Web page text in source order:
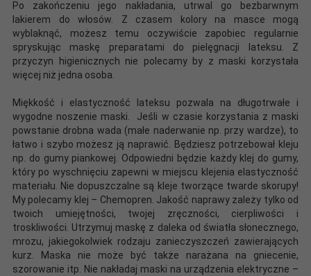
Po zakończeniu jego nakładania, utrwal go bezbarwnym
lakierem do włosów. Z czasem kolory na masce mogą
wyblaknąć, możesz temu oczywiście zapobiec regularnie
spryskując maskę preparatami do pielęgnacji lateksu. Z
przyczyn higienicznych nie polecamy by z maski korzystała
więcej niż jedna osoba.
Miękkość i elastyczność lateksu pozwala na długotrwałe i
wygodne noszenie maski. Jeśli w czasie korzystania z maski
powstanie drobna wada (małe naderwanie np. przy wardze), to
łatwo i szybo możesz ją naprawić. Będziesz potrzebował kleju
np. do gumy piankowej. Odpowiedni będzie każdy klej do gumy,
który po wyschnięciu zapewni w miejscu klejenia elastyczność
materiału. Nie dopuszczalne są kleje tworzące twarde skorupy!
My polecamy klej – Chemopren. Jakość naprawy zależy tylko od
twoich umiejętności, twojej zręczności, cierpliwości i
troskliwości. Utrzymuj maskę z daleka od światła słonecznego,
mrozu, jakiegokolwiek rodzaju zanieczyszczeń zawierających
kurz. Maska nie może być także narażana na gniecenie,
szorowanie itp. Nie nakładaj maski na urządzenia elektryczne –